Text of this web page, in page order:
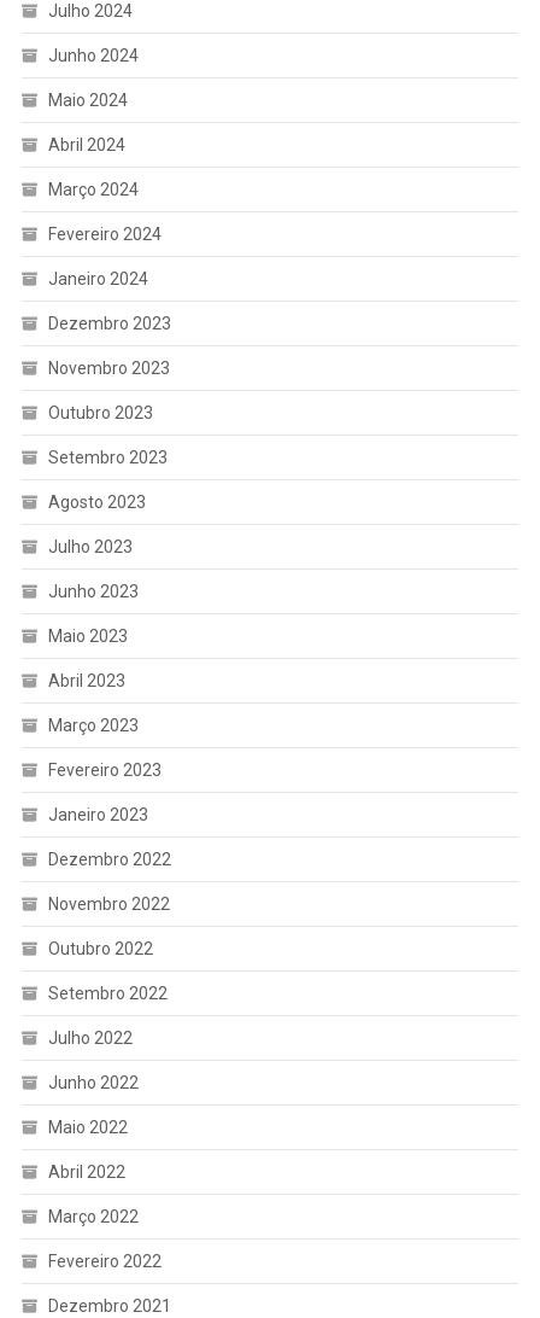
Julho 2024
Junho 2024
Maio 2024
Abril 2024
Março 2024
Fevereiro 2024
Janeiro 2024
Dezembro 2023
Novembro 2023
Outubro 2023
Setembro 2023
Agosto 2023
Julho 2023
Junho 2023
Maio 2023
Abril 2023
Março 2023
Fevereiro 2023
Janeiro 2023
Dezembro 2022
Novembro 2022
Outubro 2022
Setembro 2022
Julho 2022
Junho 2022
Maio 2022
Abril 2022
Março 2022
Fevereiro 2022
Dezembro 2021